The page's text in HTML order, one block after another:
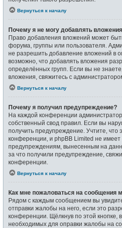
Вернуться к началу
Почему я не могу добавлять
Право добавления вложений может
форума, группы или пользователя.
не разрешить добавление вложений в
возможно, что добавлять вложения
определённых групп. Если вы не
вложения, свяжитесь с
Вернуться к началу
Почему я получил предупреждение?
На каждой конференции
собственный свод правил. Если вы
получить предупреждение. Учтите,
конференции, и phpBB Limited не имеет
предупреждениям, вынесенным на
за что получили предупреждение,
конференции.
Вернуться к началу
Как мне пожаловаться на сообщения
Рядом с каждым сообщением вы
отправки жалобы на него, если это
конференции. Щёлкнув по этой кнопке,
необходимых для оправки жалобы на